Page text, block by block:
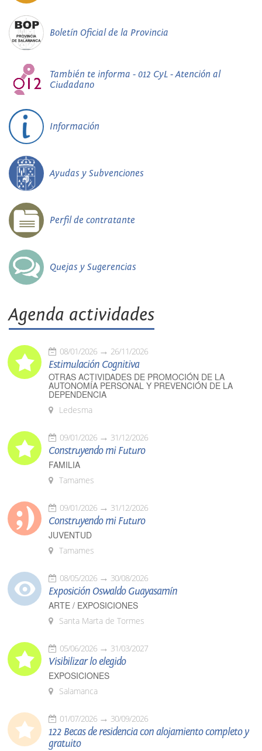
Boletín Oficial de la Provincia
También te informa - 012 CyL - Atención al
Ciudadano
Información
Ayudas y Subvenciones
Perfil de contratante
Quejas y Sugerencias
Agenda actividades
08/01/2026 26/11/2026
Estimulación Cognitiva
OTRAS ACTIVIDADES DE PROMOCIÓN DE LA
AUTONOMÍA PERSONAL Y PREVENCIÓN DE LA
DEPENDENCIA
Ledesma
09/01/2026 31/12/2026
Construyendo mi Futuro
FAMILIA
Tamames
09/01/2026 31/12/2026
Construyendo mi Futuro
JUVENTUD
Tamames
08/05/2026 30/08/2026
Exposición Oswaldo Guayasamín
ARTE / EXPOSICIONES
Santa Marta de Tormes
05/06/2026 31/03/2027
Visibilizar lo elegido
EXPOSICIONES
Salamanca
01/07/2026 30/09/2026
122 Becas de residencia con alojamiento completo y
gratuito